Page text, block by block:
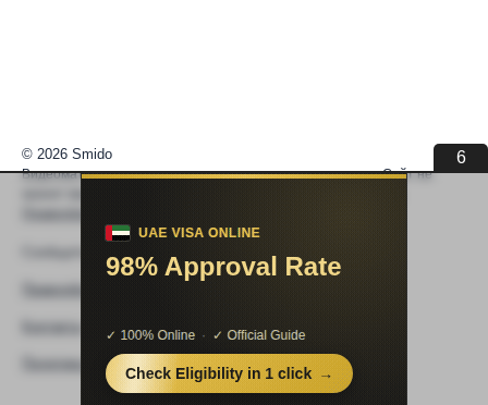
5
© 2026 Smido
Видеоматериалы встраиваются из открытых источников. Сайт не
Видео не работает
Политика конфиденциальности